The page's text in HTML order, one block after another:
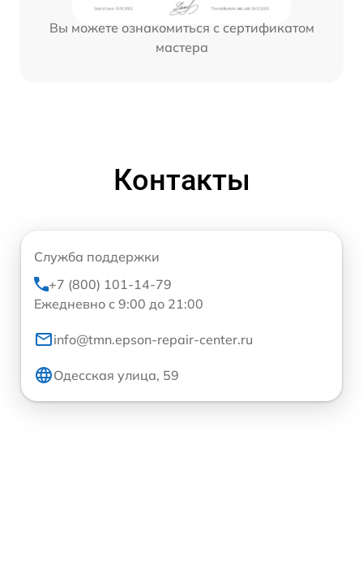
Вы можете ознакомиться с сертификатом
мастера
Контакты
Служба поддержки
+7 (800) 101-14-79
Ежедневно с 9:00 до 21:00
info@tmn.epson-repair-center.ru
Одесская улица, 59